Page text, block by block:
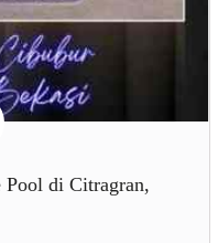
di Citragran,